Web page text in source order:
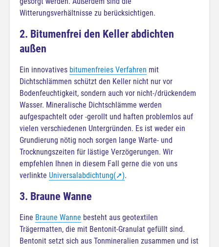
Witterungsverhältnisse zu berücksichtigen.
2. Bitumenfrei den Keller abdichten
außen
Ein innovatives bitumenfreies Verfahren mit
Dichtschlämmen schützt den Keller nicht nur vor
Bodenfeuchtigkeit, sondern auch vor nicht-/drückendem
Wasser. Mineralische Dichtschlämme werden
aufgespachtelt oder -gerollt und haften problemlos auf
vielen verschiedenen Untergründen. Es ist weder ein
Grundierung nötig noch sorgen lange Warte- und
Trocknungszeiten für lästige Verzögerungen. Wir
empfehlen Ihnen in diesem Fall gerne die von uns
verlinkte Universalabdichtung(➚).
3. Braune Wanne
Eine Braune Wanne besteht aus geotextilen
Trägermatten, die mit Bentonit-Granulat gefüllt sind.
Bentonit setzt sich aus Tonmineralien zusammen und ist